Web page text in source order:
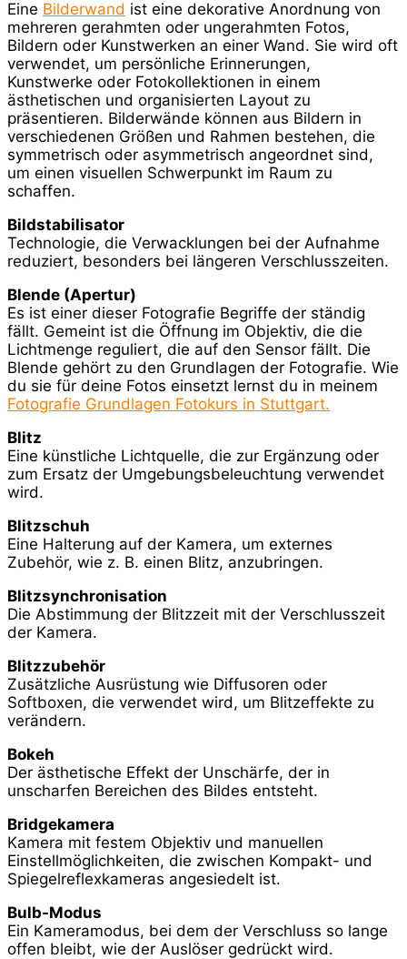
Eine Bilderwand ist eine dekorative Anordnung von
mehreren gerahmten oder ungerahmten Fotos,
Bildern oder Kunstwerken an einer Wand. Sie wird oft
verwendet, um persönliche Erinnerungen,
Kunstwerke oder Fotokollektionen in einem
ästhetischen und organisierten Layout zu
präsentieren. Bilderwände können aus Bildern in
verschiedenen Größen und Rahmen bestehen, die
symmetrisch oder asymmetrisch angeordnet sind,
um einen visuellen Schwerpunkt im Raum zu
schaffen.
Bildstabilisator
Technologie, die Verwacklungen bei der Aufnahme
reduziert, besonders bei längeren Verschlusszeiten.
Blende (Apertur)
Es ist einer dieser Fotografie Begriffe der ständig
fällt. Gemeint ist die Öffnung im Objektiv, die die
Lichtmenge reguliert, die auf den Sensor fällt. Die
Blende gehört zu den Grundlagen der Fotografie. Wie
du sie für deine Fotos einsetzt lernst du in meinem
Fotografie Grundlagen Fotokurs in Stuttgart.
Blitz
Eine künstliche Lichtquelle, die zur Ergänzung oder
zum Ersatz der Umgebungsbeleuchtung verwendet
wird.
Blitzschuh
Eine Halterung auf der Kamera, um externes
Zubehör, wie z. B. einen Blitz, anzubringen.
Blitzsynchronisation
Die Abstimmung der Blitzzeit mit der Verschlusszeit
der Kamera.
Blitzzubehör
Zusätzliche Ausrüstung wie Diffusoren oder
Softboxen, die verwendet wird, um Blitzeffekte zu
verändern.
Bokeh
Der ästhetische Effekt der Unschärfe, der in
unscharfen Bereichen des Bildes entsteht.
Bridgekamera
Kamera mit festem Objektiv und manuellen
Einstellmöglichkeiten, die zwischen Kompakt- und
Spiegelreflexkameras angesiedelt ist.
Bulb-Modus
Ein Kameramodus, bei dem der Verschluss so lange
offen bleibt, wie der Auslöser gedrückt wird.